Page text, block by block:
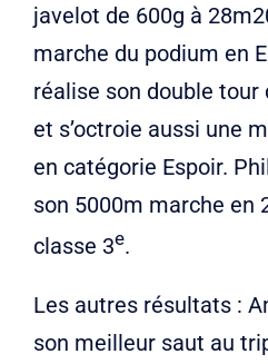
javelot de 600g à
marche du podium en
réalise son double tour
et s’octroie aussi une
en catégorie Espoir.
son 5000m marche en
classe 3e.
Les autres résultats :
son meilleur saut au